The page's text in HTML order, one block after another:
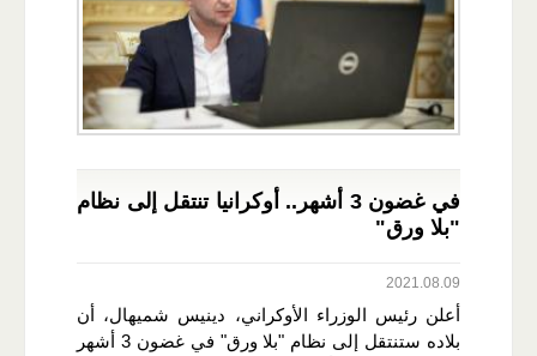
في غضون 3 أشهر.. أوكرانيا تنتقل إلى نظام
"بلا ورق"
2021.08.09
أعلن رئيس الوزراء الأوكراني، دينيس شميهال، أن
بلاده ستنتقل إلى نظام "بلا ورق" في غضون 3 أشهر